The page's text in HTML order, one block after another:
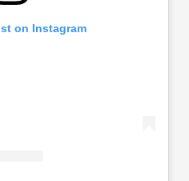
on Instagram